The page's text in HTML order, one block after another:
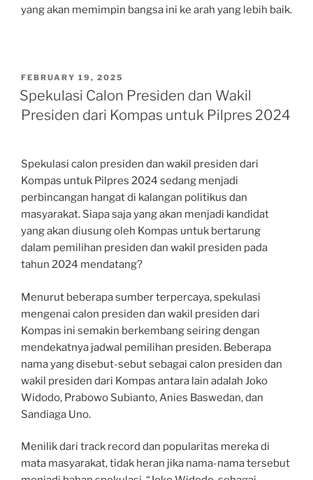
yang akan memimpin bangsa ini ke arah yang lebih baik.
POSTED
ON
FEBRUARY 19, 2025
Spekulasi Calon Presiden dan Wakil
Presiden dari Kompas untuk Pilpres 2024
Spekulasi calon presiden dan wakil presiden dari
Kompas untuk Pilpres 2024 sedang menjadi
perbincangan hangat di kalangan politikus dan
masyarakat. Siapa saja yang akan menjadi kandidat
yang akan diusung oleh Kompas untuk bertarung
dalam pemilihan presiden dan wakil presiden pada
tahun 2024 mendatang?
Menurut beberapa sumber terpercaya, spekulasi
mengenai calon presiden dan wakil presiden dari
Kompas ini semakin berkembang seiring dengan
mendekatnya jadwal pemilihan presiden. Beberapa
nama yang disebut-sebut sebagai calon presiden dan
wakil presiden dari Kompas antara lain adalah Joko
Widodo, Prabowo Subianto, Anies Baswedan, dan
Sandiaga Uno.
Menilik dari track record dan popularitas mereka di
mata masyarakat, tidak heran jika nama-nama tersebut